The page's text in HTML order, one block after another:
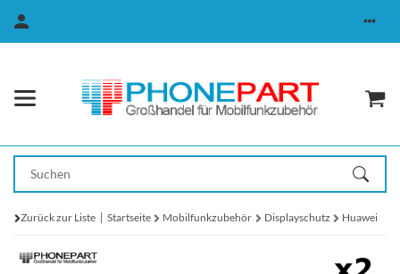
Zurück zur Liste Startseite Mobilfunkzubehör Displayschutz Huawei